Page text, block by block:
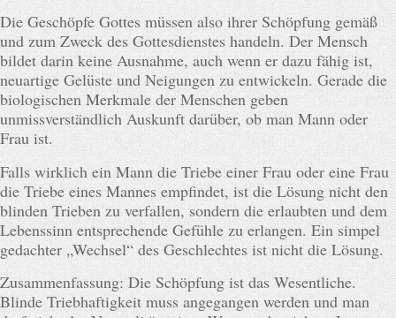
Die Geschöpfe Gottes müssen also ihrer Schöpfung gemäß
und zum Zweck des Gottesdienstes handeln. Der Mensch
bildet darin keine Ausnahme, auch wenn er dazu fähig ist,
neuartige Gelüste und Neigungen zu entwickeln. Gerade die
biologischen Merkmale der Menschen geben
unmissverständlich Auskunft darüber, ob man Mann oder
Frau ist.
Falls wirklich ein Mann die Triebe einer Frau oder eine Frau
die Triebe eines Mannes empfindet, ist die Lösung nicht den
blinden Trieben zu verfallen, sondern die erlaubten und dem
Lebenssinn entsprechende Gefühle zu erlangen. Ein simpel
gedachter „Wechsel“ des Geschlechtes ist nicht die Lösung.
Zusammenfassung: Die Schöpfung ist das Wesentliche.
Blinde Triebhaftigkeit muss angegangen werden und man